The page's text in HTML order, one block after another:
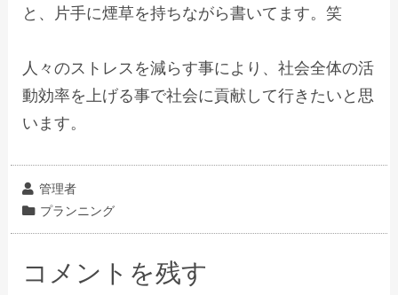
と、片手に煙草を持ちながら書いてます。笑
人々のストレスを減らす事により、社会全体の活
動効率を上げる事で社会に貢献して行きたいと思
います。
投
稿
者
管理者
カ
テ
リ
プランニング
コメントを残す